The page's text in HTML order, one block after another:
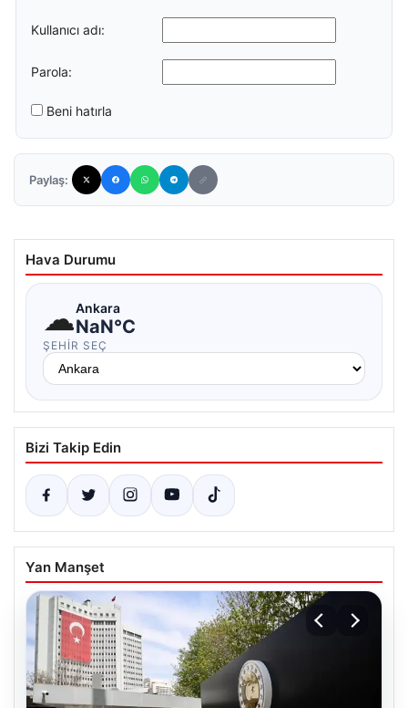
Kullanıcı adı:
Parola:
Beni hatırla
Paylaş:
Hava Durumu
☁Ankara
NaN°C
ŞEHIR SEÇ
Bizi Takip Edin
Yan Manşet